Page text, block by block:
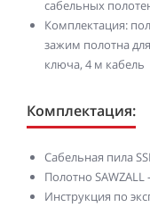
сабельных
Комплектация:
зажим полотна
ключа, 4 м кабель
Комплектация:
Сабельная пила
Полотно SAWZALL
Инструкция по